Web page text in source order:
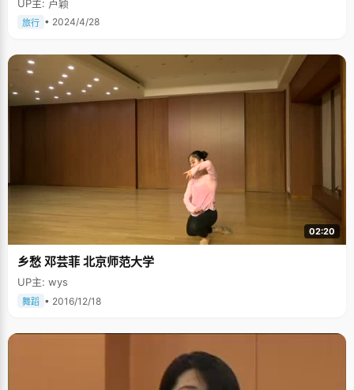
UP主: 卢颖
旅行 • 2024/4/28
02:20
乡愁 邓芸菲 北京师范大学
UP主: wys
舞蹈 • 2016/12/18